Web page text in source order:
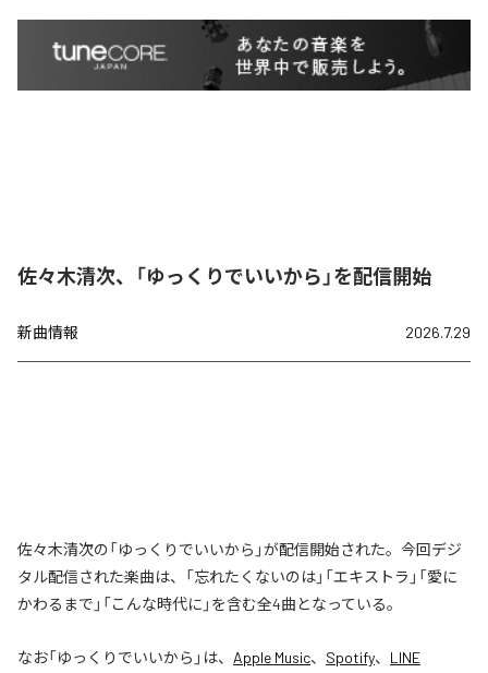
佐々木清次、「ゆっくりでいいから」を配信開始
新曲情報 2026.7.29
佐々木清次の「ゆっくりでいいから」が配信開始された。今回デジ
タル配信された楽曲は、「忘れたくないのは」「エキストラ」「愛に
かわるまで」「こんな時代に」を含む全4曲となっている。
なお「ゆっくりでいいから 」は、 Apple Music、 Spotify、 LINE